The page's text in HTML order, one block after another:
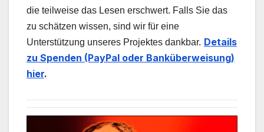
die teilweise das Lesen erschwert. Falls Sie das
zu schätzen wissen, sind wir für eine
Unterstützung unseres Projektes dankbar. Details
zu Spenden (PayPal oder Banküberweisung)
hier.